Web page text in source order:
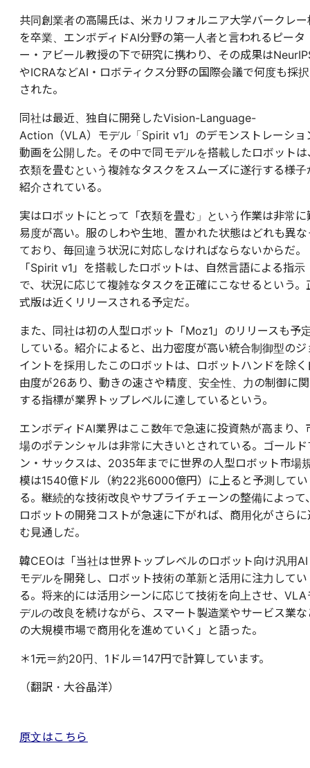
共同創業者の高陽氏は、米カリフォルニア大学バークレー
を卒業、エンボディドAI分野の第一人者と言われるピータ
ー・アビール教授の下で研究に携わり、その成果は
やICRAなどAI・ロボティクス分野の国際会議で何度も採択
された。
同社は最近、独自に開発したVision-Language-
Action（VLA）モデル「Spirit v1」のデモンストレーショ
動画を公開した。その中で同モデルを搭載したロボットは
衣類を畳むという複雑なタスクをスムーズに遂行する様子
紹介されている。
実はロボットにとって「衣類を畳む」という作業は非常に
易度が高い。服のしわや生地、置かれた状態はどれも異な
ており、毎回違う状況に対応しなければならないからだ。
「Spirit v1」を搭載したロボットは、自然言語による指示
で、状況に応じて複雑なタスクを正確にこなせるという。
式版は近くリリースされる予定だ。
また、同社は初の人型ロボット「Moz1」のリリースも予
している。紹介によると、出力密度が高い統合制御型のジ
イントを採用したこのロボットは、ロボットハンドを除く
由度が26あり、動きの速さや精度、安全性、力の制御に関
する指標が業界トップレベルに達しているという。
エンボディドAI業界はここ数年で急速に投資熱が高まり、
場のポテンシャルは非常に大きいとされている。ゴールド
ン・サックスは、2035年までに世界の人型ロボット市場
模は1540億ドル（約22兆6000億円）に上ると予測してい
る。継続的な技術改良やサプライチェーンの整備によって
ロボットの開発コストが急速に下がれば、商用化がさらに
む見通しだ。
韓CEOは「当社は世界トップレベルのロボット向け汎用AI
モデルを開発し、ロボット技術の革新と活用に注力してい
る。将来的には活用シーンに応じて技術を向上させ、VLA
デルの改良を続けながら、スマート製造業やサービス業な
の大規模市場で商用化を進めていく」と語った。
＊1元＝約20円、1ドル＝147円で計算しています。
（翻訳・大谷晶洋）
原文はこちら